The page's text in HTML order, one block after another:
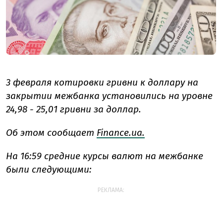
3 февраля котировки гривни к доллару на
закрытии межбанка установились на уровне
24,98 - 25,01 гривни за доллар.
Об этом сообщает Finance.ua.
На 16:59 средние курсы валют на межбанке
были следующими:
РЕКЛАМА: